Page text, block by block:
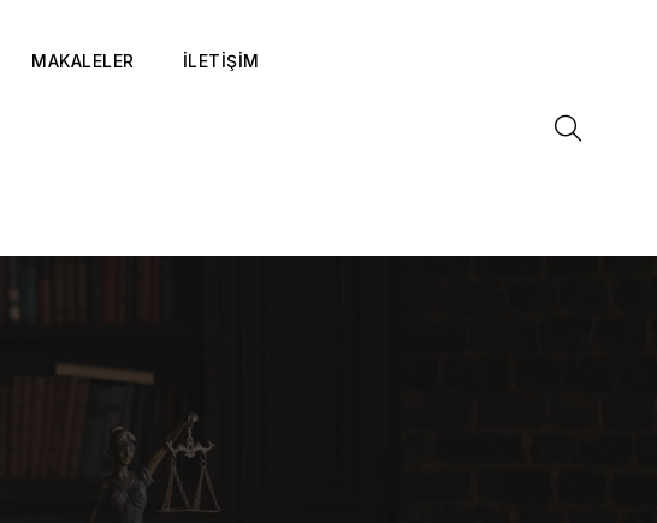
MAKALELER İLETİŞİM